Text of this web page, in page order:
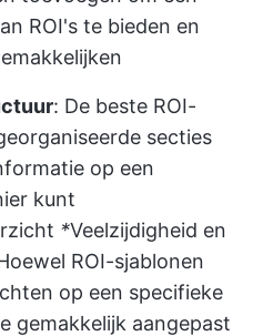
ROI's te bieden en
: De beste ROI-
secties
op een
kunt
*Veelzijdigheid en
ROI-sjablonen
op een specifieke
gemakkelijk aangepast